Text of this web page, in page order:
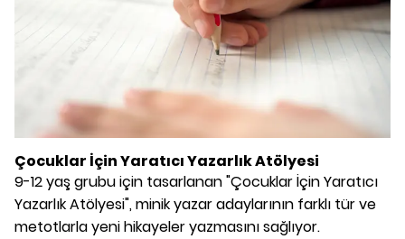
Çocuklar İçin Yaratıcı Yazarlık Atölyesi
9-12 yaş grubu için tasarlanan "Çocuklar İçin Yaratıcı
Yazarlık Atölyesi", minik yazar adaylarının farklı tür ve
metotlarla yeni hikayeler yazmasını sağlıyor.